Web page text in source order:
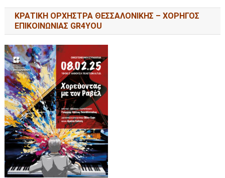
ΚΡΑΤΙΚΗ ΟΡΧΗΣΤΡΑ ΘΕΣΣΑΛΟΝΙΚΗΣ – ΧΟΡΗΓΟΣ
ΕΠΙΚΟΙΝΩΝΙΑΣ GR4YOU